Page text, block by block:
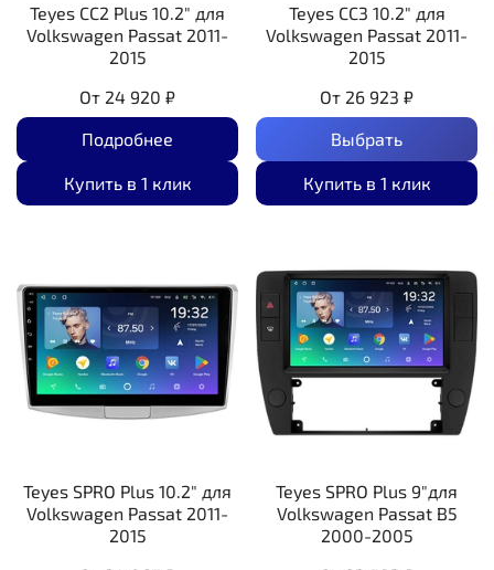
Teyes CC2 Plus 10.2" для
Volkswagen Passat 2011-
2015
От 24 920 ₽
Подробнее
Купить в 1 клик
Teyes CC3 10.2" для
Volkswagen Passat 2011-
2015
От 26 923 ₽
Выбрать
Купить в 1 клик
Teyes SPRO Plus 10.2" для
Volkswagen Passat 2011-
2015
Teyes SPRO Plus 9"для
Volkswagen Passat B5
2000-2005